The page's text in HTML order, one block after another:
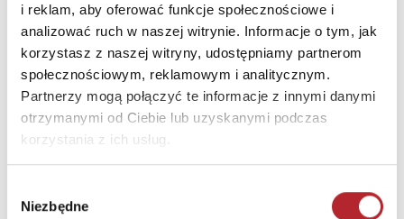
i reklam, aby oferować funkcje społecznościowe i
analizować ruch w naszej witrynie. Informacje o tym, jak
korzystasz z naszej witryny, udostępniamy partnerom
społecznościowym, reklamowym i analitycznym.
Partnerzy mogą połączyć te informacje z innymi danymi
otrzymanymi od Ciebie lub uzyskanymi podczas
korzystania z ich usług.
zgody
Niezbędne
INNI KLIENCI KUPOWALI